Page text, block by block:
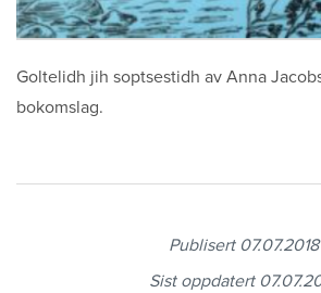
Goltelidh jih soptsestidh av Anna
bokomslag.
Publisert 07.07.2018
Sist oppdatert